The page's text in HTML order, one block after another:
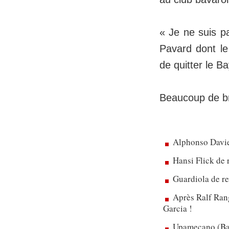
« Je ne suis
Pavard dont
de quitter le
Beaucoup de
Alphonso
Hansi Flick de
Guardiola de
Après Ralf
Garcia !